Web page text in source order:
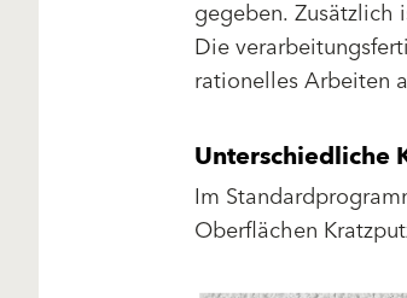
gegeben.
Die
rationelles Arbeiten
Unterschiedliche
Im
Oberflächen